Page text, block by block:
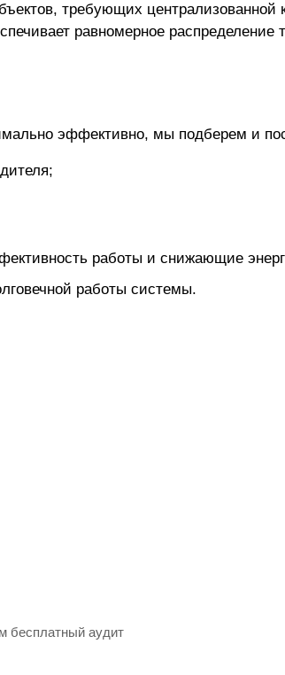
требующих
равномерное распределение
эффективно, мы подберем и
работы и снижающие
работы системы.
бесплатный аудит